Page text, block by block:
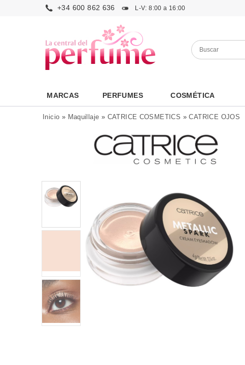
+34 600 862 636 L-V: 8:00 a 16:00
MARCAS PERFUMES COSMÉTICA
Inicio » Maquillaje » CATRICE COSMETICS »CATRICE OJOS